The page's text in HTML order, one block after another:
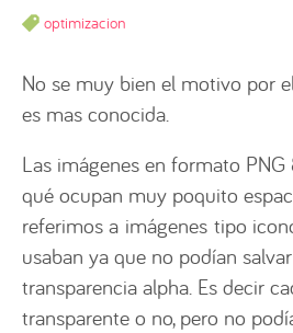
optimizacion
No se muy bien el motivo por
es mas conocida.
Las imágenes en formato
qué ocupan muy poquito
referimos a imágenes tipo
usaban ya que no podían
transparencia alpha. Es decir
transparente o no, pero no